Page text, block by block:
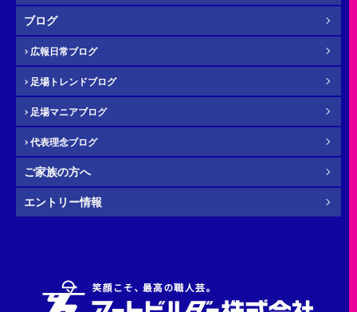
必須 年齢
任意 その他・お問い合わせ内容
ブログ
広報日常ブログ
足場トレンドブログ
足場マニアブログ
代表理念ブログ
ご家族の方へ
エントリー情報